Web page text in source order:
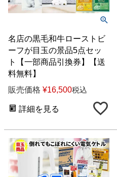
名店の黒毛和牛ローストビ
ーフが目玉の景品5点セッ
ト【一部商品引換券】【送
料無料】
販売価格 ¥16,500税込
詳細を見る